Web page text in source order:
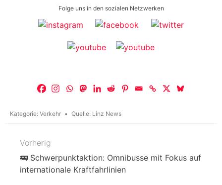
Folge uns in den sozialen Netzwerken
Kategorie: Verkehr Quelle: Linz News
Beitragsnavigation
Vorherig
🚌 Schwerpunktaktion: Omnibusse mit Fokus auf
internationale Kraftfahrlinien